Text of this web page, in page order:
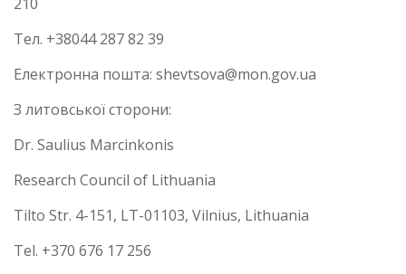
Тел. +38044 287 82 39
Електронна пошта: shevtsova@mon.gov.ua
З литовської сторони:
Dr. Saulius Marcinkonis
Research Council of Lithuania
Tilto Str. 4-151, LT-01103, Vilnius, Lithuania
Tel. +370 676 17 256